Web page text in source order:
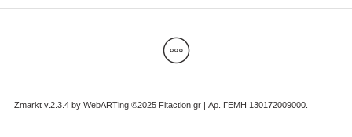
Zmarkt v.2.3.4 by WebARTing ©2025 Fitaction.gr | Αρ. ΓΕΜΗ 130172009000.